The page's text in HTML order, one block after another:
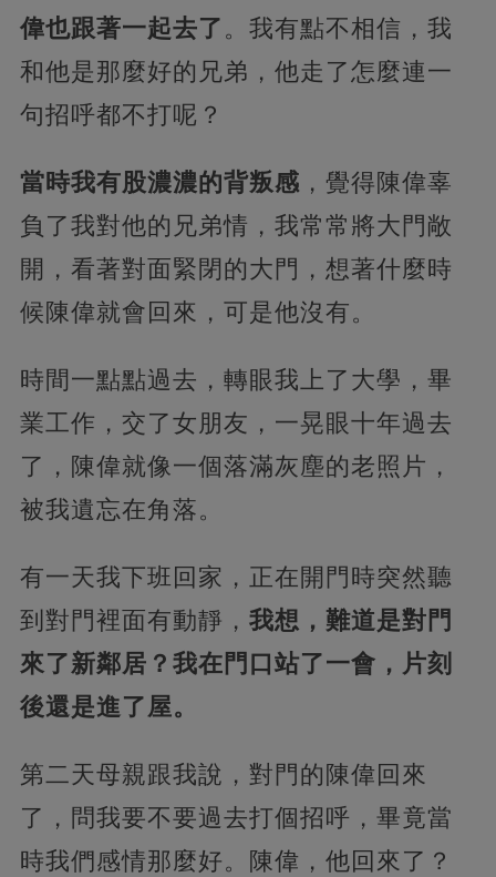
偉也跟著一起去了 。我有點不相信，我
和他是那麼好的兄弟，他走了怎麼連一
句招呼都不打呢？
當時我有股濃濃的背叛感 ，覺得陳偉辜
負了我對他的兄弟情，我常常將大門敞
開，看著對面緊閉的大門，想著什麼時
候陳偉就會回來，可是他沒有。
時間一點點過去，轉眼我上了大學，畢
業工作，交了女朋友，一晃眼十年過去
了，陳偉就像一個落滿灰塵的老照片，
被我遺忘在角落。
有一天我下班回家，正在開門時突然聽
到對門裡面有動靜， 我想，難道是對門
來了新鄰居？我在門口站了一會，片刻
後還是進了屋。
第二天母親跟我說，對門的陳偉回來
了，問我要不要過去打個招呼，畢竟當
時我們感情那麼好。陳偉，他回來了？